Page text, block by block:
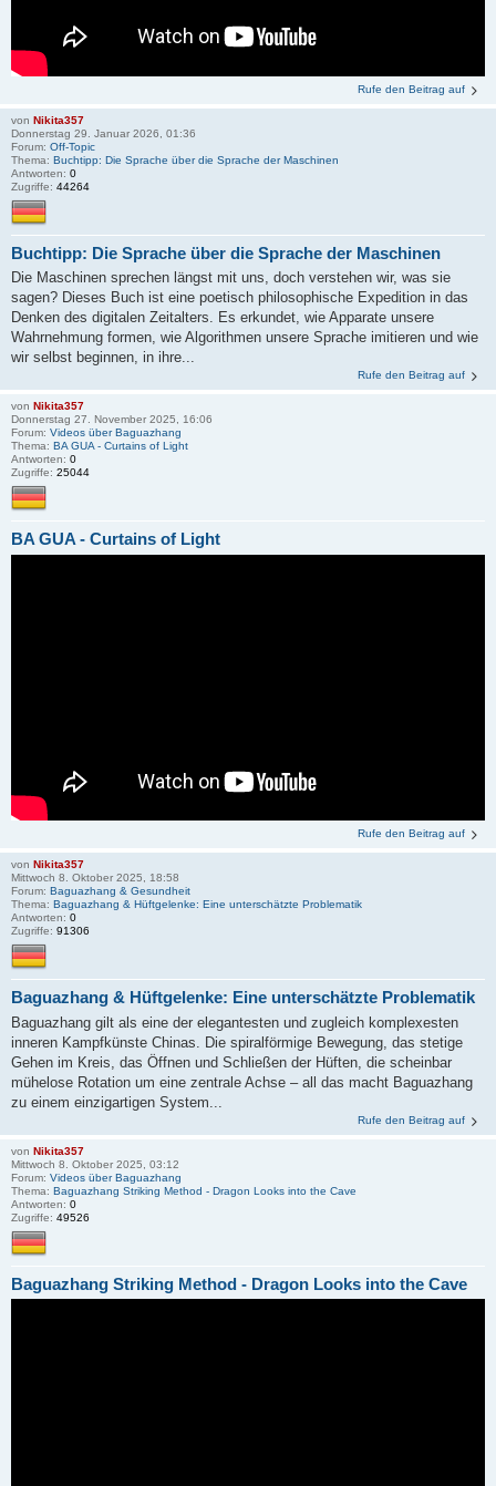
Rufe den Beitrag auf
von Nikita357
Donnerstag 29. Januar 2026, 01:36
Forum: Off-Topic
Thema: Buchtipp: Die Sprache über die Sprache der Maschinen
Antworten: 0
Zugriffe: 44264
Buchtipp: Die Sprache über die Sprache der Maschinen
Die Maschinen sprechen längst mit uns, doch verstehen wir, was sie
sagen? Dieses Buch ist eine poetisch philosophische Expedition in das
Denken des digitalen Zeitalters. Es erkundet, wie Apparate unsere
Wahrnehmung formen, wie Algorithmen unsere Sprache imitieren und wie
wir selbst beginnen, in ihre...
Rufe den Beitrag auf
von Nikita357
Donnerstag 27. November 2025, 16:06
Forum: Videos über Baguazhang
Thema: BA GUA - Curtains of Light
Antworten: 0
Zugriffe: 25044
BA GUA - Curtains of Light
Rufe den Beitrag auf
von Nikita357
Mittwoch 8. Oktober 2025, 18:58
Forum: Baguazhang & Gesundheit
Thema: Baguazhang & Hüftgelenke: Eine unterschätzte Problematik
Antworten: 0
Zugriffe: 91306
Baguazhang & Hüftgelenke: Eine unterschätzte Problematik
Baguazhang gilt als eine der elegantesten und zugleich komplexesten
inneren Kampfkünste Chinas. Die spiralförmige Bewegung, das stetige
Gehen im Kreis, das Öffnen und Schließen der Hüften, die scheinbar
mühelose Rotation um eine zentrale Achse – all das macht Baguazhang
zu einem einzigartigen System...
Rufe den Beitrag auf
von Nikita357
Mittwoch 8. Oktober 2025, 03:12
Forum: Videos über Baguazhang
Thema: Baguazhang Striking Method - Dragon Looks into the Cave
Antworten: 0
Zugriffe: 49526
Baguazhang Striking Method - Dragon Looks into the Cave